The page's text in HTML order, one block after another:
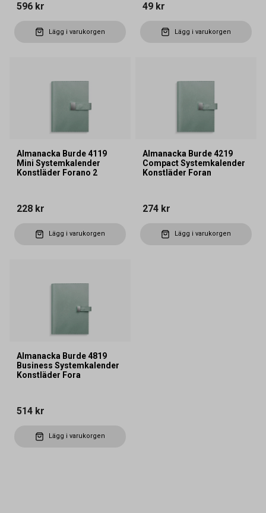
596 kr
Lägg i varukorgen
49 kr
Lägg i varukorgen
Almanacka Burde 4119
Mini Systemkalender
Konstläder Forano 2
228 kr
Lägg i varukorgen
Almanacka Burde 4219
Compact Systemkalender
Konstläder Foran
274 kr
Lägg i varukorgen
Almanacka Burde 4819
Business Systemkalender
Konstläder Fora
514 kr
Lägg i varukorgen